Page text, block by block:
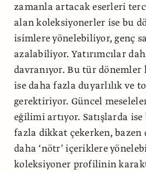
zamanla artacak eserleri
alan koleksiyonerler ise bu
isimlere yönelebiliyor, genç
azalabiliyor. Yatırımcılar
davranıyor. Bu tür dönemler
ise daha fazla duyarlılık ve
gerektiriyor. Güncel
eğilimi artıyor. Satışlarda
fazla dikkat çekerken, bazen
daha ‘nötr’ içeriklere
koleksiyoner profilinin